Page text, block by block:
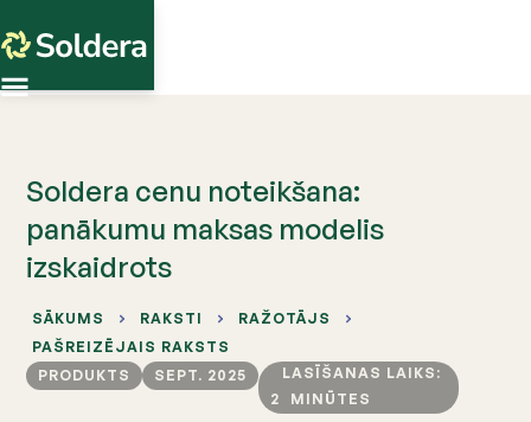
SĀKUMS RAKSTI
RAŽOTĀJS
PAŠREIZĒJAIS RAKSTS
PRODUKTS
SEPT. 2025
LASĪŠANAS LAIKS:
2
MINŪTES
Soldera cenu noteikšana:
panākumu maksas modelis
izskaidrots